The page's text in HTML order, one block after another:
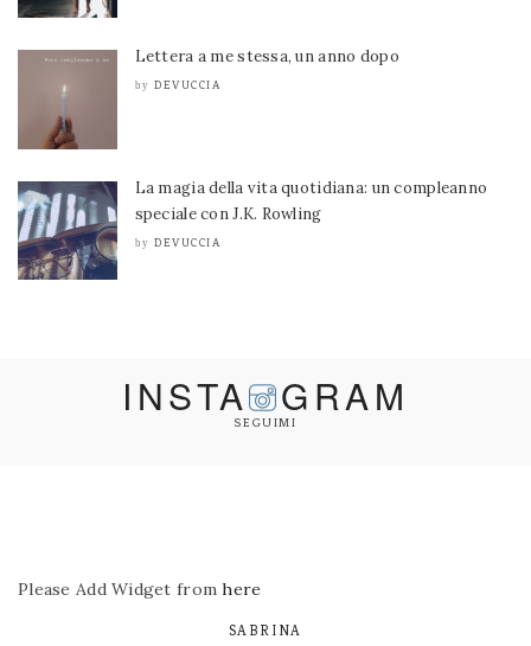
Lettera a me stessa, un anno dopo
by DEVUCCIA
La magia della vita quotidiana: un compleanno
speciale con J.K. Rowling
by DEVUCCIA
INSTA GRAM
SEGUIMI
Please Add Widget fromhere
SABRINA